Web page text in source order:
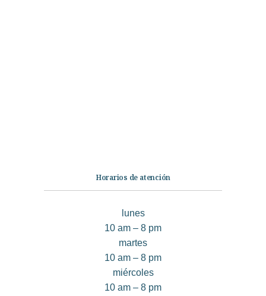
Horarios de atención
lunes
10 am – 8 pm
martes
10 am – 8 pm
miércoles
10 am – 8 pm